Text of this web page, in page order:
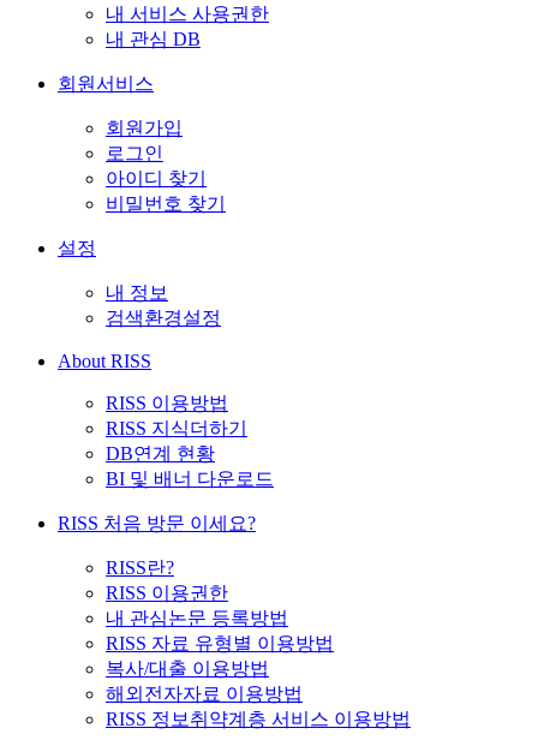
내 서비스 사용권한
내 관심 DB
회원서비스
회원가입
로그인
아이디 찾기
비밀번호 찾기
설정
내 정보
검색환경설정
About RISS
RISS 이용방법
RISS 지식더하기
DB연계 현황
BI 및 배너 다운로드
RISS 처음 방문 이세요?
RISS란?
RISS 이용권한
내 관심논문 등록방법
RISS 자료 유형별 이용방법
복사/대출 이용방법
해외전자자료 이용방법
RISS 정보취약계층 서비스 이용방법